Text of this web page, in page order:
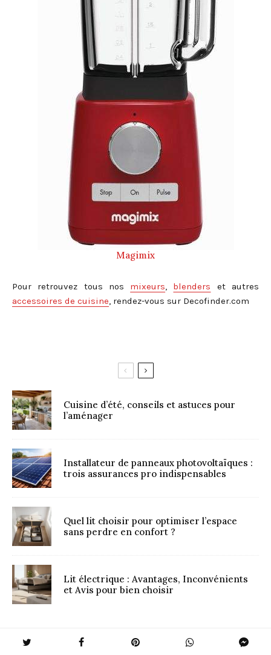
Magimix
Pour retrouvez tous nos mixeurs, blenders et autres
accessoires de cuisine, rendez-vous sur Decofinder.com
Cuisine d’été, conseils et astuces pour
l’aménager
Installateur de panneaux photovoltaïques :
trois assurances pro indispensables
Quel lit choisir pour optimiser l’espace
sans perdre en confort ?
Lit électrique : Avantages, Inconvénients
et Avis pour bien choisir